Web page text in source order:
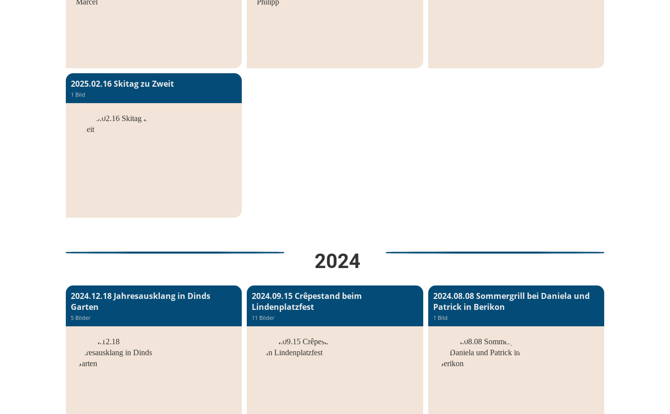
2025.02.16 Skitag zu Zweit
1 Bild
2024
2024.12.18 Jahresausklang in Dinds
Garten
5 Bilder
2024.09.15 Crêpestand beim
Lindenplatzfest
11 Bilder
2024.08.08 Sommergrill bei Daniela und
Patrick in Berikon
1 Bild